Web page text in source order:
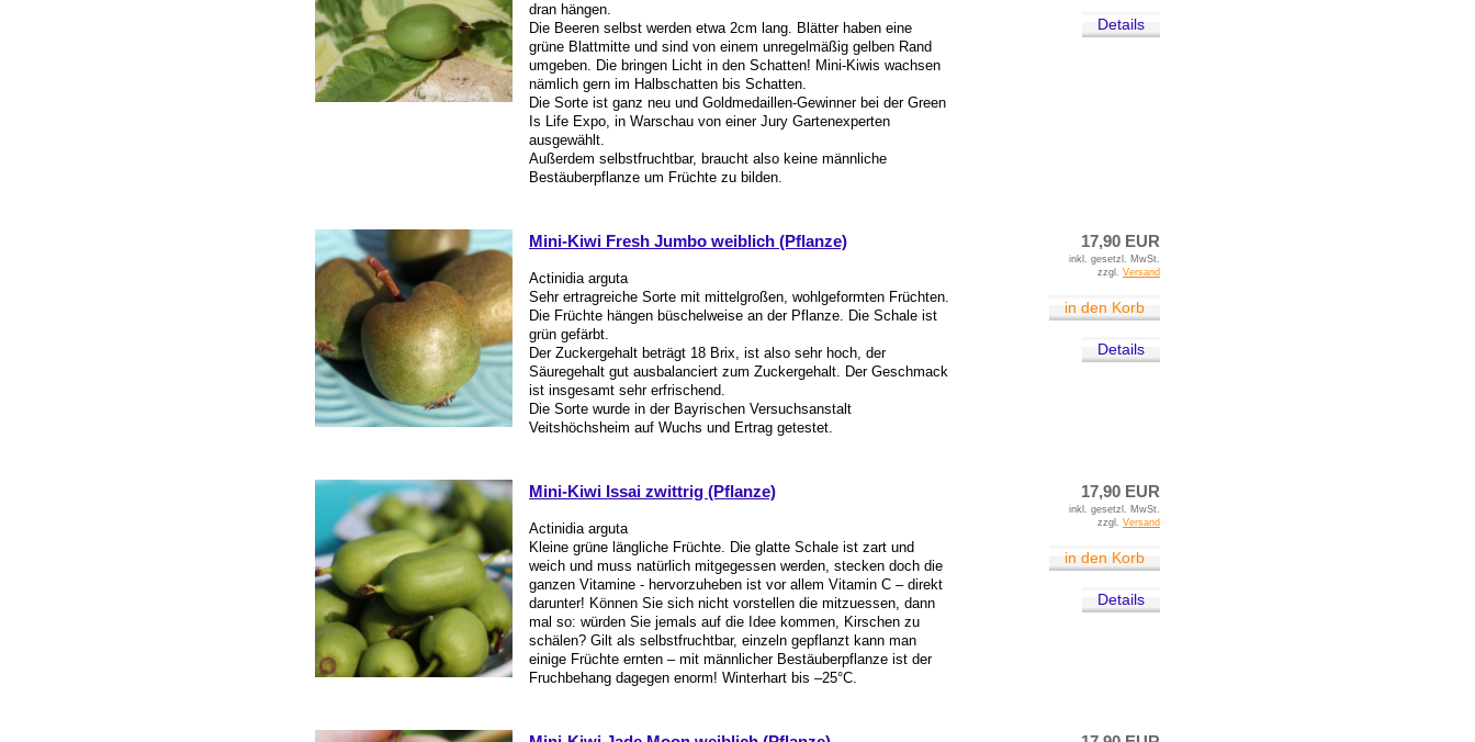
dran hängen.
Die Beeren selbst werden etwa 2cm lang. Blätter haben eine
grüne Blattmitte und sind von einem unregelmäßig gelben Rand
umgeben. Die bringen Licht in den Schatten! Mini-Kiwis wachsen
nämlich gern im Halbschatten bis Schatten.
Die Sorte ist ganz neu und Goldmedaillen-Gewinner bei der Green
Is Life Expo, in Warschau von einer Jury Gartenexperten
ausgewählt.
Außerdem selbstfruchtbar, braucht also keine männliche
Bestäuberpflanze um Früchte zu bilden.
Details
Mini-Kiwi Fresh Jumbo weiblich (Pflanze)
Actinidia arguta
Sehr ertragreiche Sorte mit mittelgroßen, wohlgeformten Früchten.
Die Früchte hängen büschelweise an der Pflanze. Die Schale ist
grün gefärbt.
Der Zuckergehalt beträgt 18 Brix, ist also sehr hoch, der
Säuregehalt gut ausbalanciert zum Zuckergehalt. Der Geschmack
ist insgesamt sehr erfrischend.
Die Sorte wurde in der Bayrischen Versuchsanstalt
Veitshöchsheim auf Wuchs und Ertrag getestet.
17,90 EUR
inkl. gesetzl. MwSt.
zzgl. Versand
in den Korb
Details
Mini-Kiwi Issai zwittrig (Pflanze)
Actinidia arguta
Kleine grüne längliche Früchte. Die glatte Schale ist zart und
weich und muss natürlich mitgegessen werden, stecken doch die
ganzen Vitamine - hervorzuheben ist vor allem Vitamin C – direkt
darunter! Können Sie sich nicht vorstellen die mitzuessen, dann
mal so: würden Sie jemals auf die Idee kommen, Kirschen zu
schälen? Gilt als selbstfruchtbar, einzeln gepflanzt kann man
einige Früchte ernten – mit männlicher Bestäuberpflanze ist der
Fruchbehang dagegen enorm! Winterhart bis –25°C.
17,90 EUR
inkl. gesetzl. MwSt.
zzgl. Versand
in den Korb
Details